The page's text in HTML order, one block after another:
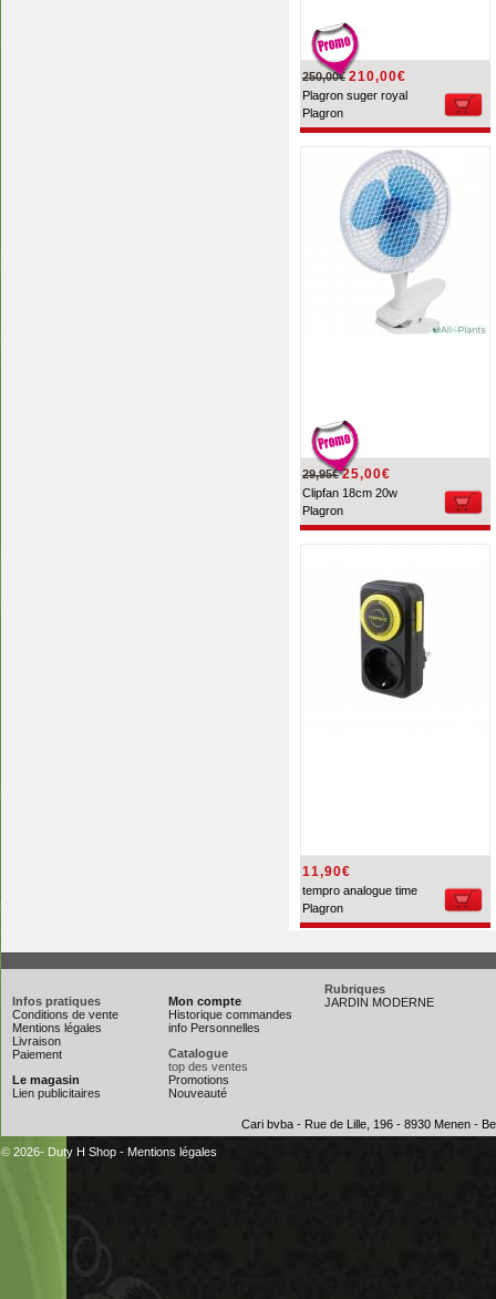
250,00€ 210,00€
Plagron suger royal
Plagron
29,95€ 25,00€
Clipfan 18cm 20w
Plagron
11,90€
tempro analogue time
Plagron
Infos pratiques
Conditions de vente
Mentions légales
Livraison
Paiement
Le magasin
Lien publicitaires
Mon compte
Historique commandes
info Personnelles
Catalogue
top des ventes
Promotions
Nouveauté
Rubriques
JARDIN MODERNE
Cari bvba - Rue de Lille, 196 - 8930 Menen -
© 2026- Duty H Shop - Mentions légales